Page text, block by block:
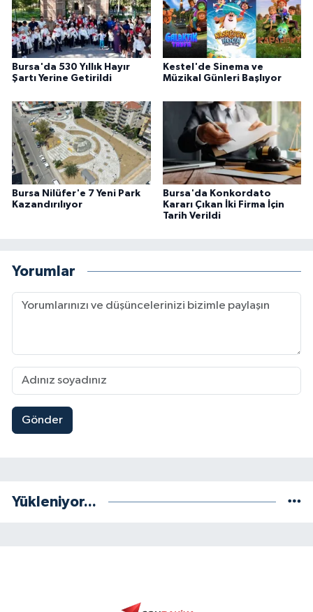
Bursa'da 530 Yıllık Hayır
Şartı Yerine Getirildi
Kestel'de Sinema ve
Müzikal Günleri Başlıyor
Bursa Nilüfer'e 7 Yeni Park
Kazandırılıyor
Bursa'da Konkordato
Kararı Çıkan İki Firma İçin
Tarih Verildi
Yorumlar
Gönder
Yükleniyor...